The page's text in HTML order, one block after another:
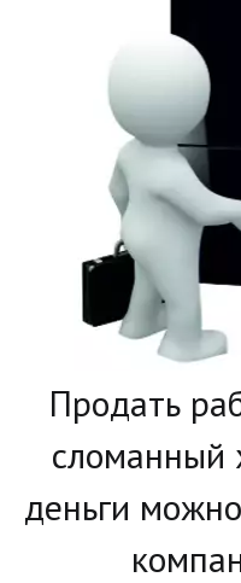
­Продать
сломанный
деньги